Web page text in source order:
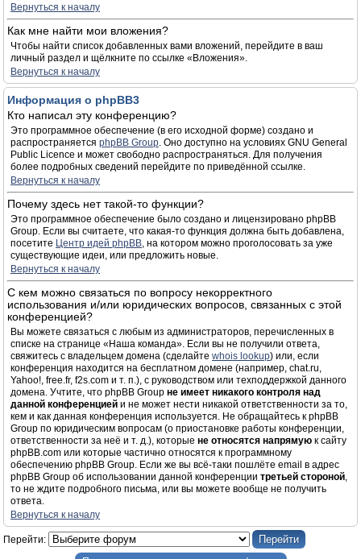
Вернуться к началу
Как мне найти мои вложения?
Чтобы найти список добавленных вами вложений, перейдите в ваш
личный раздел и щёлкните по ссылке «Вложения».
Вернуться к началу
Информация о phpBB3
Кто написал эту конференцию?
Это программное обеспечение (в его исходной форме) создано и
распространяется phpBB Group. Оно доступно на условиях GNU General
Public Licence и может свободно распространяться. Для получения
более подробных сведений перейдите по приведённой ссылке.
Вернуться к началу
Почему здесь нет такой-то функции?
Это программное обеспечение было создано и лицензировано phpBB
Group. Если вы считаете, что какая-то функция должна быть добавлена,
посетите Центр идей phpBB, на котором можно проголосовать за уже
существующие идеи, или предложить новые.
Вернуться к началу
С кем можно связаться по вопросу некорректного
использования и/или юридических вопросов, связанных с этой
конференцией?
Вы можете связаться с любым из администраторов, перечисленных в
списке на странице «Наша команда». Если вы не получили ответа,
свяжитесь с владельцем домена (сделайте whois lookup) или, если
конференция находится на бесплатном домене (например, chat.ru,
Yahoo!, free.fr, f2s.com и т. п.), с руководством или техподдержкой данного
домена. Учтите, что phpBB Group не имеет никакого контроля над
данной конференцией и не может нести никакой ответственности за то,
кем и как данная конференция используется. Не обращайтесь к phpBB
Group по юридическим вопросам (о приостановке работы конференции,
ответственности за неё и т. д.), которые не относятся напрямую к сайту
phpBB.com или которые частично относятся к программному
обеспечению phpBB Group. Если же вы всё-таки пошлёте email в адрес
phpBB Group об использовании данной конференции третьей стороной,
то не ждите подробного письма, или вы можете вообще не получить
ответа.
Вернуться к началу
Перейти: